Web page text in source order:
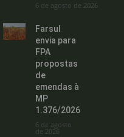
6 de agosto de 2026
Farsul
envia para
FPA
propostas
de
emendas à
MP
1.376/2026
6 de agosto
de 2026